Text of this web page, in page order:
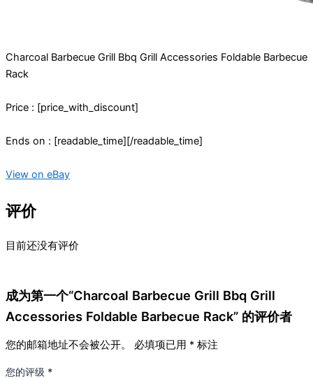
Charcoal Barbecue Grill Bbq Grill Accessories Foldable Barbecue
Rack
Price : [price_with_discount]
Ends on : [readable_time][/readable_time]
View on eBay
评价
目前还没有评价
成为第一个“Charcoal Barbecue Grill Bbq Grill
Accessories Foldable Barbecue Rack” 的评价者
您的邮箱地址不会被公开。 必填项已用 * 标注
您的评级 *